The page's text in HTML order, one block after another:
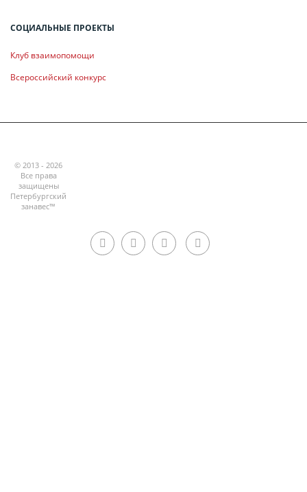
СОЦИАЛЬНЫЕ ПРОЕКТЫ
Клуб взаимопомощи
Всероссийский конкурс
© 2013 - 2026
Все права
защищены
Петербургский
занавес™